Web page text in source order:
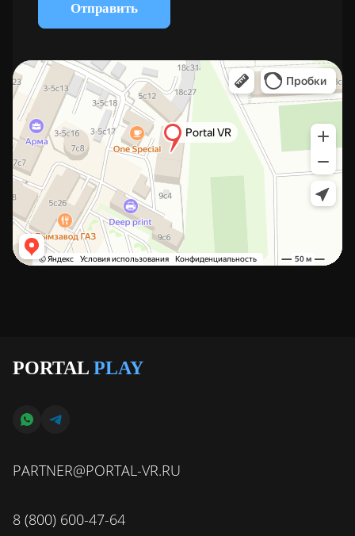
Отправить
PORTAL PLAY
PARTNER@PORTAL-VR.RU
8 (800) 600-47-64